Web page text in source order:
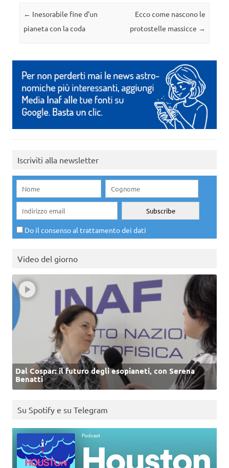
Navigazione articolo
← Inesorabile fine d’un
pianeta con la coda
Ecco come nascono le
protostelle massicce →
Iscriviti alla newsletter
Do il consenso al trattamento dei dati
Video del giorno
Dal Cospar: il futuro degli esopianeti, con Serena
Benatti
Su Spotify e su Telegram